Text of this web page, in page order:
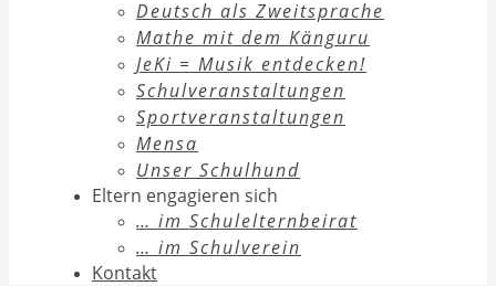
Deutsch als Zweitsprache
Mathe mit dem Känguru
JeKi = Musik entdecken!
Schulveranstaltungen
Sportveranstaltungen
Mensa
Unser Schulhund
Eltern engagieren sich
… im Schulelternbeirat
… im Schulverein
Kontakt